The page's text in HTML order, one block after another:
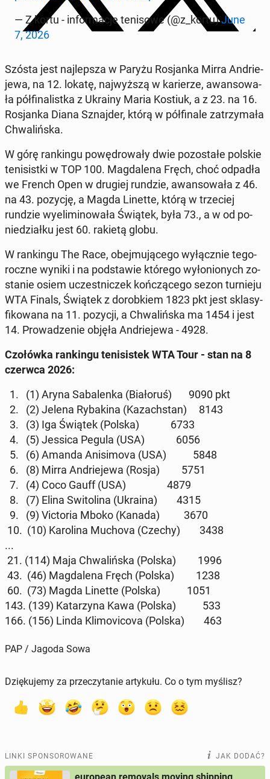
— Z kortu - in­for­ma­cje te­ni­so­we (@z_kortu)June
7, 2026
Szósta jest naj­lep­sza w Paryżu Ro­sjan­ka Mirra An­drie­
je­wa, na 12. lokatę, naj­wyż­szą w ka­rie­rze, awan­so­wa­
ła pół­fi­na­list­ka z Ukrainy Maria Kostiuk, a z 23. na 16.
Ro­sjan­ka Diana Sznaj­der, którą w pół­fi­na­le za­trzy­ma­ła
Chwa­liń­ska.
W górę ran­kin­gu po­wę­dro­wa­ły dwie po­zo­sta­łe polskie
te­ni­sist­ki w TOP 100. Mag­da­le­na Fręch, choć odpadła
we French Open w drugiej rundzie, awan­so­wa­ła z 46.
na 43. pozycję, a Magda Linette, którą w trze­ciej
rundzie wy­eli­mi­no­wa­ła Świątek, była 73., a w od po­
nie­dział­ku jest 60. rakietą globu.
W ran­kin­gu The Race, obej­mu­ją­ce­go wy­łącz­nie te­go­
rocz­ne wyniki i na pod­sta­wie którego wy­ło­nio­nych zo­
sta­nie osiem uczest­ni­czek koń­czą­ce­go sezon tur­nie­ju
WTA Finals, Świątek z do­rob­kiem 1823 pkt jest skla­sy­
fi­ko­wa­na na 11. pozycji, a Chwa­liń­ska ma 1454 i jest
14. Pro­wa­dze­nie objęła An­drie­je­wa - 4928.
Czo­łów­ka ran­kin­gu te­ni­si­stek WTA Tour - stan na 8
czerwca 2026:
1. (1) Aryna Sa­ba­len­ka (Bia­ło­ruś) 9090 pkt
2. (2) Jelena Ry­ba­ki­na (Ka­zach­stan) 8143
3. (3) Iga Świątek (Polska) 6733
4. (5) Jessica Pegula (USA) 6056
5. (6) Amanda Ani­si­mo­va (USA) 5848
6. (8) Mirra An­drie­je­wa (Rosja) 5751
7. (4) Coco Gauff (USA) 4879
8. (7) Elina Swi­to­li­na (Ukraina) 4315
9. (9) Vic­to­ria Mboko (Kanada) 3670
10. (10) Ka­ro­li­na Muchova (Czechy) 3438
...
21. (114) Maja Chwa­liń­ska (Polska) 1996
43. (46) Mag­da­le­na Fręch (Polska) 1238
60. (73) Magda Linette (Polska) 1051
143. (139) Ka­ta­rzy­na Kawa (Polska) 533
166. (156) Linda Kli­mo­vi­co­va (Polska) 463
PAP / Jagoda Sowa
Dziękujemy za przeczytanie artykułu. Co o tym myślisz?
LINKI SPONSOROWANE JAK DODAĆ?